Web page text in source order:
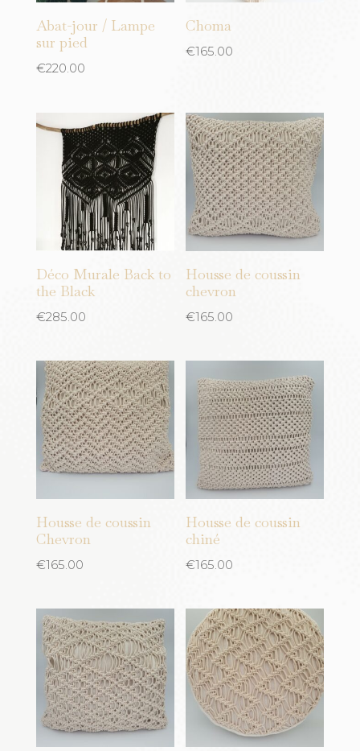
Jaune moutarde
Kaki
Orange
Rose
Rouge
Sand
turquoise
Vert
Cuivre
rose clair
Rotin
Tissu
Laine
Abat-jour / Lampe
sur pied
€220.00
Choma
€165.00
Déco Murale Back to
the Black
€285.00
Housse de coussin
chevron
€165.00
Housse de coussin
Chevron
€165.00
Housse de coussin
chiné
€165.00